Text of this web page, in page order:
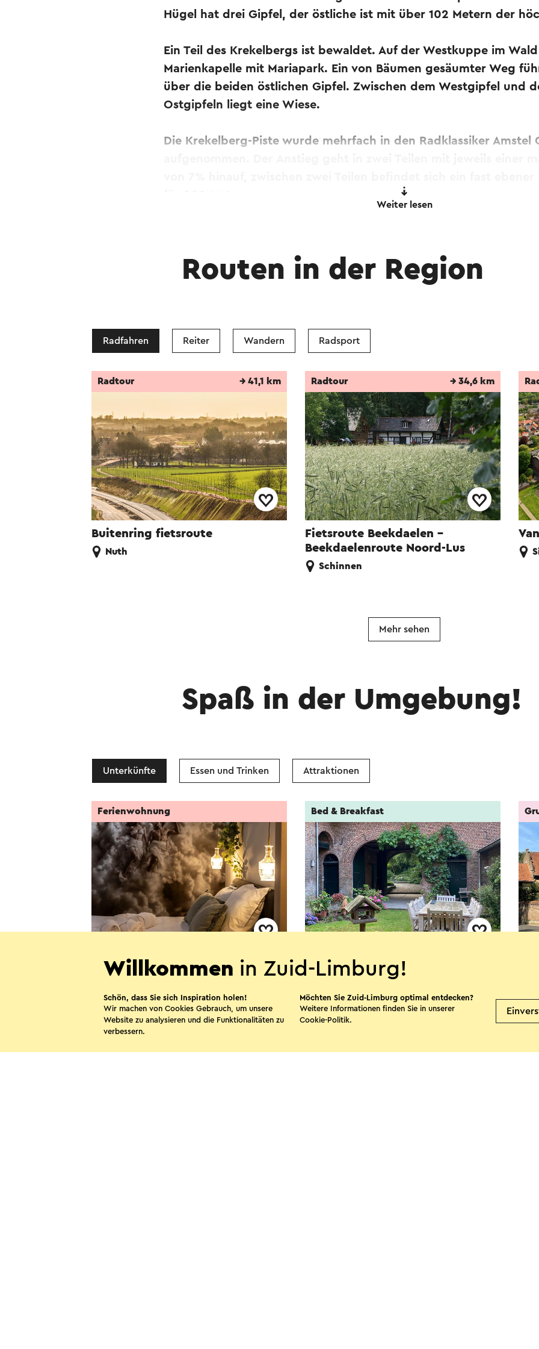
Hügel hat drei Gipfel, der östliche ist mit über 102 Metern der
Ein Teil des Krekelbergs ist bewaldet. Auf der Westkuppe im
Marienkapelle mit Mariapark. Ein von Bäumen gesäumter Weg
über die beiden östlichen Gipfel. Zwischen dem Westgipfel und
Ostgipfeln liegt eine Wiese.
Die Krekelberg-Piste wurde mehrfach in den Radklassiker Amstel
Weiter lesen
Routen in der Region
Radfahren Reiter Wandern Radsport
Buitenring fietsroute
Radtour → 41,1 km
Nuth
Fietsroute Beekdaelen -
Beekdaelenroute Noord-Lus
Radtour → 34,6 km
Schinnen
Mehr sehen
Spaß in der Umgebung!
Unterkünfte Essen und Trinken Attraktionen
De Zevende Hemel
Ferienwohnung
B&B Hoeve aan de Beukenberg
Bed & Breakfast
Mehr sehen
Willkommen in Zuid-Limburg!
Schön, dass Sie sich Inspiration holen!
Wir machen von Cookies Gebrauch, um unsere
Website zu analysieren und die Funktionalitäten zu
verbessern.
Möchten Sie Zuid-Limburg optimal entdecken?
Weitere Informationen finden Sie in unserer
Cookie-Politik.